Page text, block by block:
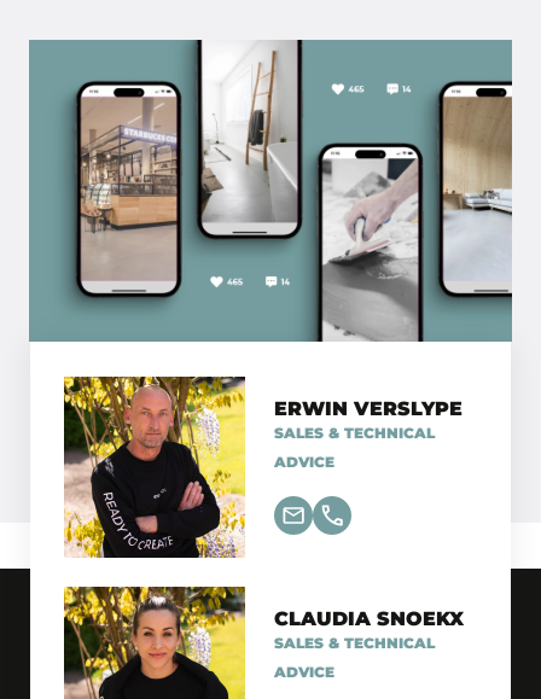
ERWIN VERSLYPE
SALES & TECHNICAL
ADVICE
CLAUDIA SNOEKX
SALES & TECHNICAL
ADVICE